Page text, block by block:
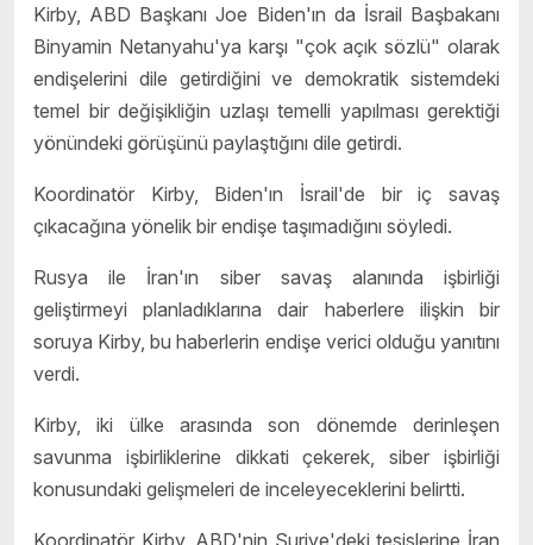
Kirby, ABD Başkanı Joe Biden'ın da İsrail Başbakanı
Binyamin Netanyahu'ya karşı "çok açık sözlü" olarak
endişelerini dile getirdiğini ve demokratik sistemdeki
temel bir değişikliğin uzlaşı temelli yapılması gerektiği
yönündeki görüşünü paylaştığını dile getirdi.
Koordinatör Kirby, Biden'ın İsrail'de bir iç savaş
çıkacağına yönelik bir endişe taşımadığını söyledi.
Rusya ile İran'ın siber savaş alanında işbirliği
geliştirmeyi planladıklarına dair haberlere ilişkin bir
soruya Kirby, bu haberlerin endişe verici olduğu yanıtını
verdi.
Kirby, iki ülke arasında son dönemde derinleşen
savunma işbirliklerine dikkati çekerek, siber işbirliği
konusundaki gelişmeleri de inceleyeceklerini belirtti.
Koordinatör Kirby, ABD'nin Suriye'deki tesislerine İran